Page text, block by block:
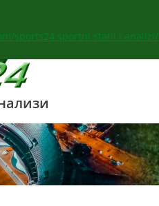
sports24.sportni.statii.i.analizi/